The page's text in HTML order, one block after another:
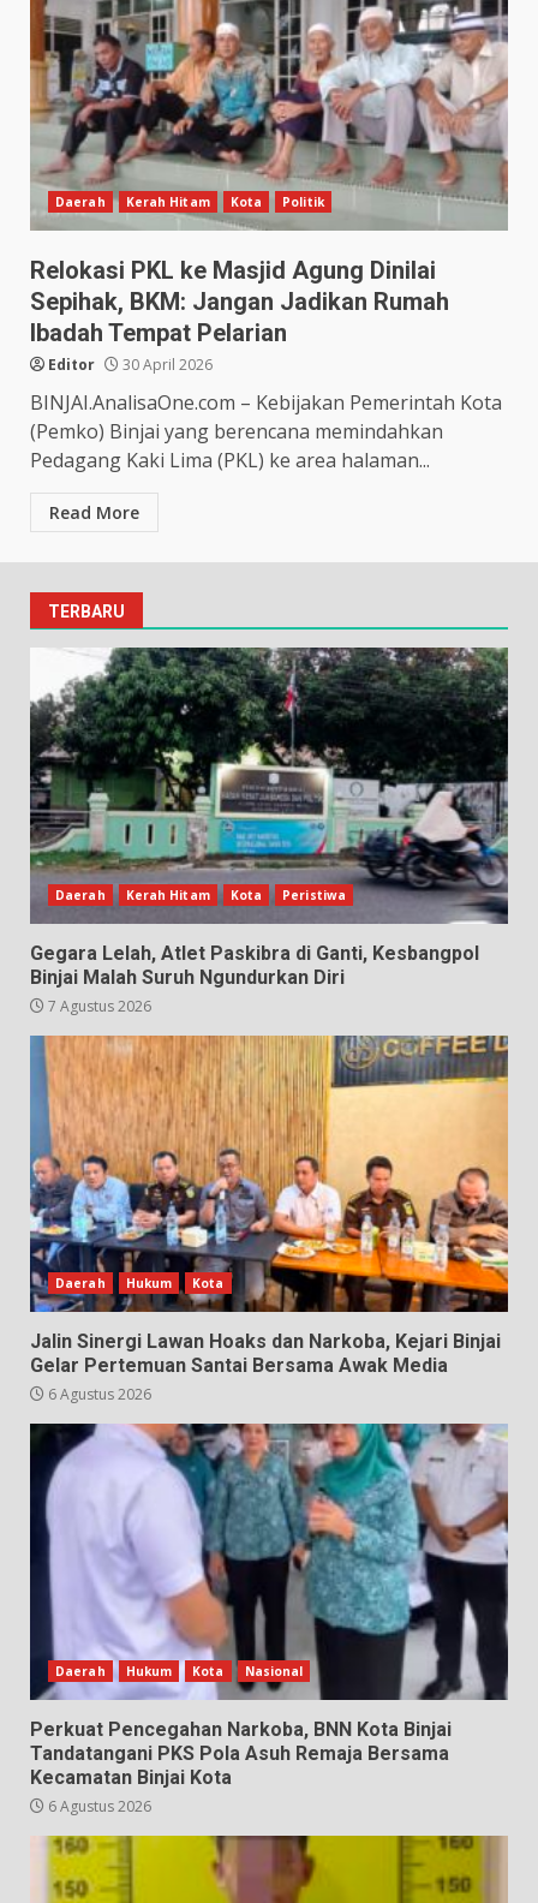
Daerah Kerah Hitam Kota Politik
Relokasi PKL ke Masjid Agung Dinilai
Sepihak, BKM: Jangan Jadikan Rumah
Ibadah Tempat Pelarian
Editor 30 April 2026
BINJAI.AnalisaOne.com – Kebijakan Pemerintah Kota
(Pemko) Binjai yang berencana memindahkan
Pedagang Kaki Lima (PKL) ke area halaman...
Read More
TERBARU
Daerah Kerah Hitam Kota Peristiwa
Gegara Lelah, Atlet Paskibra di Ganti, Kesbangpol
Binjai Malah Suruh Ngundurkan Diri
7 Agustus 2026
Daerah Hukum Kota
Jalin Sinergi Lawan Hoaks dan Narkoba, Kejari Binjai
Gelar Pertemuan Santai Bersama Awak Media
6 Agustus 2026
Daerah Hukum Kota Nasional
Perkuat Pencegahan Narkoba, BNN Kota Binjai
Tandatangani PKS Pola Asuh Remaja Bersama
Kecamatan Binjai Kota
6 Agustus 2026